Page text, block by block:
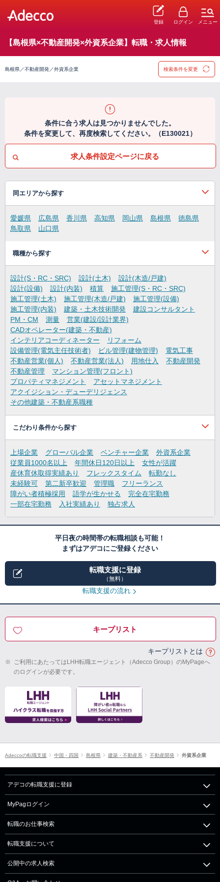
登録 ログイン メニュー
【島根県×不動産開発×外資系企業】転職・求人情報
島根県／不動産開発／外資系企業 検索条件を変更
条件に合う求人は見つかりませんでした。
条件を変更して、再度検索してください。（E130021）
求人条件設定ページに戻る
同エリアから探す
愛媛県 広島県 香川県 高知県 岡山県 島根県
徳島県
鳥取県
山口県
職種から探す
設計(S・RC・SRC) 設計(土木)
設計(木造/戸建)
設計(設備)
設計(内装) 積算
施工管理(S・RC・SRC)
施工管理(土木)
施工管理(木造/戸建)
施工管理(設備)
施工管理(内装)
建築・土木技術開発
建設コンサルタント
PM・CM
測量
営業(建設/設計業界)
CADオペレーター(建築・不動産)
インテリアコーディネーター
リフォーム
設備管理(電気主任技術者)
ビル管理(建物管理)
電気工事
不動産営業(個人)
不動産営業(法人) 用地仕入
不動産開発
不動産管理
マンション管理(フロント)
プロパティマネジメント
アセットマネジメント
アクイジション・デューデリジェンス
その他建築・不動産系職種
こだわり条件から探す
上場企業 グローバル企業 ベンチャー企業
外資系企業
従業員1000名以上
年間休日120日以上
女性が活躍
産休育休取得実績あり
フレックスタイム
転勤なし
未経験可
第二新卒歓迎 管理職
フリーランス
障がい者積極採用
語学が生かせる
完全在宅勤務
一部在宅勤務
入社実績あり 独占求人
平日夜の時間帯の転職相談も可能！
まずはアデコにご登録ください
転職支援に登録
（無料）
転職支援の流れ
キープリスト
キープリストとは
※ ご利用にあたってはLHH転職エージェント（Adecco Group）のMyPageへ
のログインが必要です。
Adeccoの転職支援 中国・四国 島根県 建築・不動産系 不動産開発 外資系企業
アデコの転職支援に登録
MyPagログイン
転職のお仕事検索
転職支援について
公開中の求人検索